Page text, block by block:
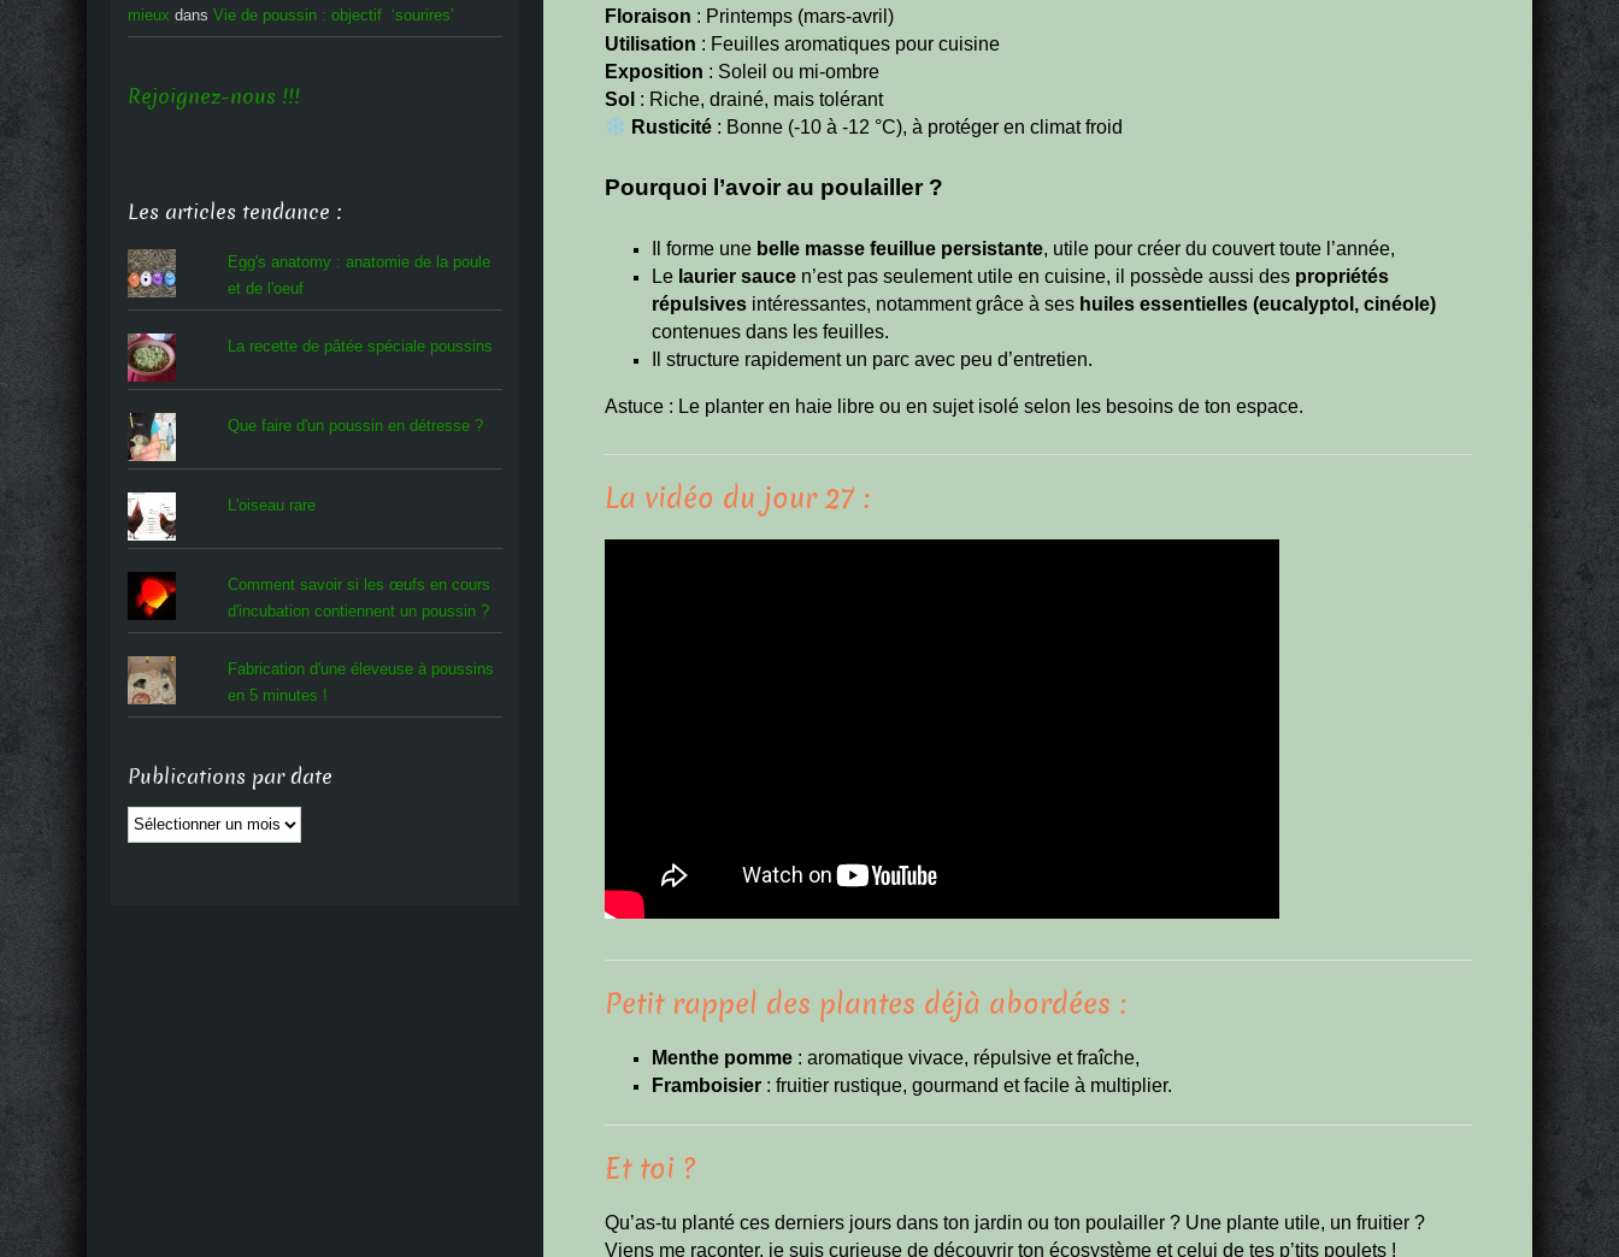
Floraison : Printemps (mars-avril)
Utilisation : Feuilles aromatiques pour cuisine
Exposition : Soleil ou mi-ombre
Sol : Riche, drainé, mais tolérant
Rusticité : Bonne (-10 à -12 °C), à protéger en climat froid
Pourquoi l’avoir au poulailler ?
Il forme une belle masse feuillue persistante, utile pour créer du couvert toute l’année,
Le laurier sauce n’est pas seulement utile en cuisine, il possède aussi des propriétés
répulsives intéressantes, notamment grâce à ses huiles essentielles (eucalyptol, cinéole)
contenues dans les feuilles.
Il structure rapidement un parc avec peu d’entretien.
Astuce : Le planter en haie libre ou en sujet isolé selon les besoins de ton espace.
La vidéo du jour 27 :
Petit rappel des plantes déjà abordées :
Menthe pomme : aromatique vivace, répulsive et fraîche,
Framboisier : fruitier rustique, gourmand et facile à multiplier.
Et toi ?
Qu’as-tu planté ces derniers jours dans ton jardin ou ton poulailler ? Une plante utile, un fruitier ?
Viens me raconter, je suis curieuse de découvrir ton écosystème et celui de tes p’tits poulets !
mieux dans Vie de poussin : objectif ‘sourires’
Rejoignez-nous !!!
Les articles tendance :
Egg's anatomy : anatomie de la poule
et de l'oeuf
La recette de pâtée spéciale poussins
Que faire d'un poussin en détresse ?
L'oiseau rare
Comment savoir si les œufs en cours
d'incubation contiennent un poussin ?
Fabrication d'une éleveuse à poussins
en 5 minutes !
Publications par date
Publications
par